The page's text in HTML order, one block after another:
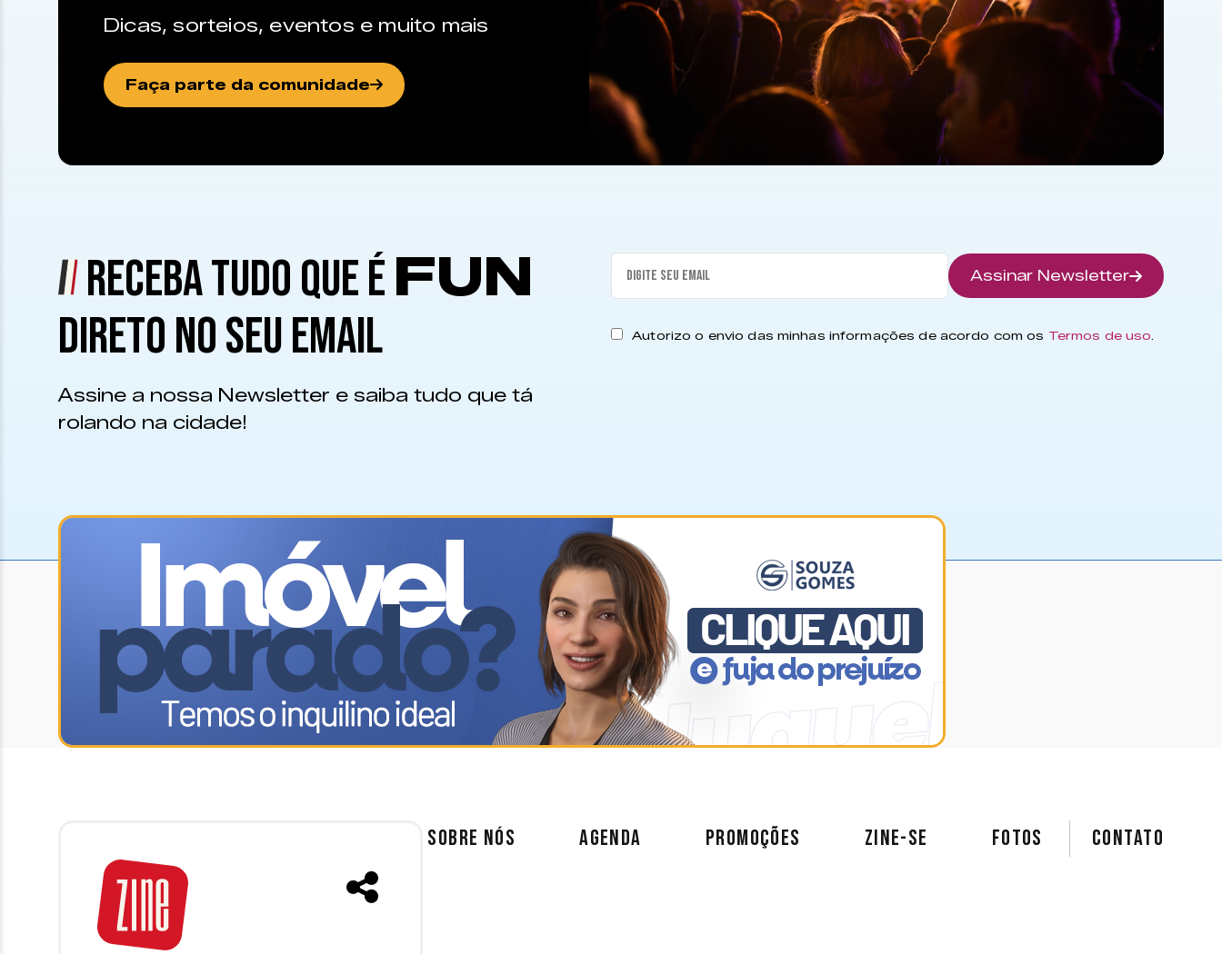
Dicas, sorteios, eventos e muito mais
Faça parte da comunidade
RECEBA TUDO QUE ÉFUN
DIRETO NO SEU EMAIL
Assine a nossa Newsletter e saiba tudo que tá
rolando na cidade!
Assinar Newsletter
Autorizo o envio das minhas informações de acordo com os Termos de uso
SOBRE NÓS AGENDA PROMOÇÕES ZINE-SE FOTOS Contato